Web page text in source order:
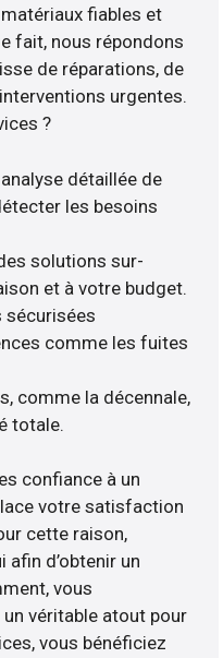
fiables et
fait, nous répondons
de réparations, de
urgentes.
?
détaillée de
les besoins
solutions sur-
et à votre budget.
sécurisées
comme les fuites
comme la décennale,
totale.
confiance à un
votre satisfaction
cette raison,
afin d’obtenir un
vous
véritable atout pour
vous bénéficiez